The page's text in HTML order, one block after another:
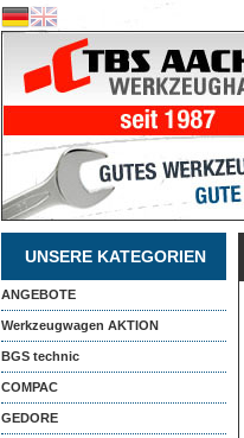
UNSERE KATEGORIEN
ANGEBOTE
Werkzeugwagen AKTION
BGS technic
COMPAC
GEDORE